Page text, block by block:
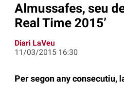
Almussafes, seu
Real Time 2015’
Diari LaVeu
11/03/2015 16:30
Per segon any consecutiu,